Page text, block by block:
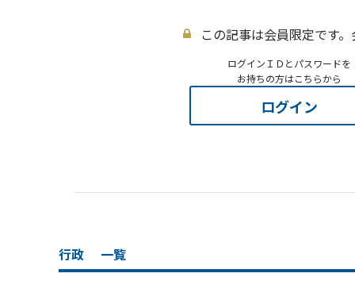
この記事は会員限定です
ログインＩＤとパスワードを
お持ちの方はこちらから
ログイン
行政 一覧